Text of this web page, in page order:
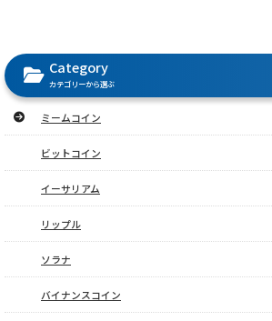
Category
カテゴリーから選ぶ
ミームコイン
ビットコイン
イーサリアム
リップル
ソラナ
バイナンスコイン